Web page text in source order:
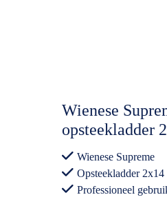
Wienese
opsteekladder
Wienese Supreme
Opsteekladder 2x14
Professioneel